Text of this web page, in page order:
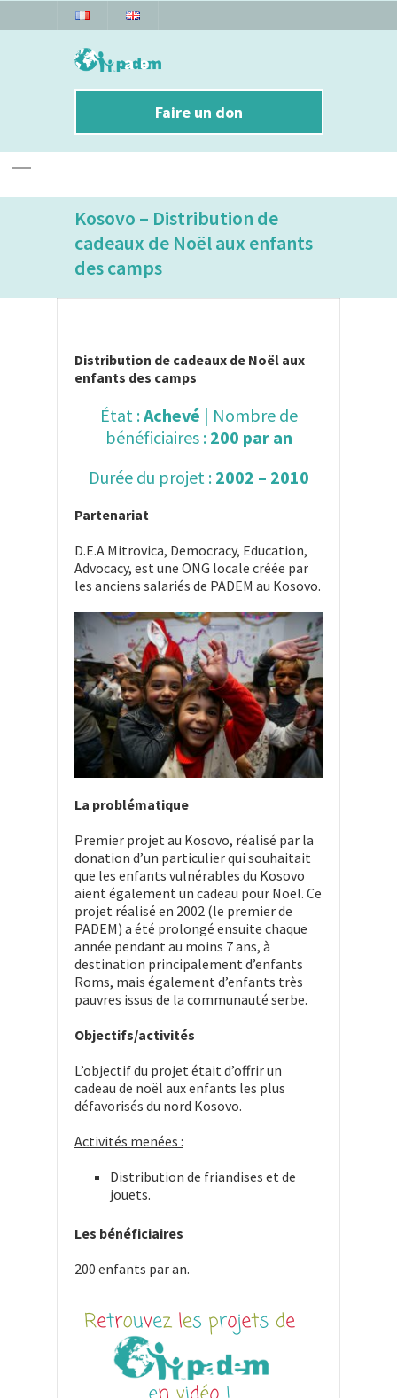
Faire un don
Kosovo – Distribution de
cadeaux de Noël aux enfants
des camps
Distribution de cadeaux de Noël aux
enfants des camps
État :Achevé | Nombre de
bénéficiaires : 200 par an
Durée du projet : 2002 – 2010
Partenariat
D.E.A Mitrovica, Democracy, Education,
Advocacy, est une ONG locale créée par
les anciens salariés de PADEM au Kosovo.
La problématique
Premier projet au Kosovo, réalisé par la
donation d’un particulier qui souhaitait
que les enfants vulnérables du Kosovo
aient également un cadeau pour Noël. Ce
projet réalisé en 2002 (le premier de
PADEM) a été prolongé ensuite chaque
année pendant au moins 7 ans, à
destination principalement d’enfants
Roms, mais également d’enfants très
pauvres issus de la communauté serbe.
Objectifs/activités
L’objectif du projet était d’offrir un
cadeau de noël aux enfants les plus
défavorisés du nord Kosovo.
Activités menées :
Distribution de friandises et de
jouets.
Les bénéficiaires
200 enfants par an.